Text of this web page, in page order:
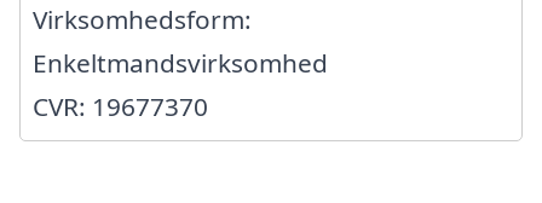
Virksomhedsform:
Enkeltmandsvirksomhed
CVR: 19677370